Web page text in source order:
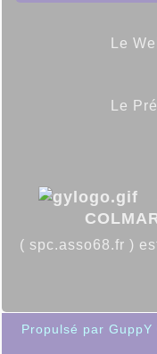
Le
Le
( spc.asso68.fr )
Propulsé par GuppY